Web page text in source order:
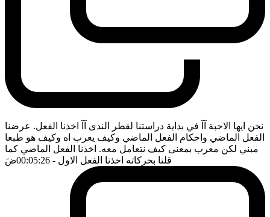
نحن ايها الاحبة آآ في بداية دراستنا لقطر الندى آآ اخذنا الفعل. عرضنا
الفعل الماضي واحكام الفعل الماضي وكيف يعرب اه وكيف هو طبعا
مبني لكن معرب بمعنى كيف نتعامل معه. اخذنا الفعل الماضي كما
قلنا بحركاته اخذنا الفعل الاول - 00:05:26 ضَ